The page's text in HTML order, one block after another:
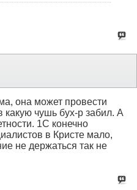
она может провести
чушь бух-р забил. А
1С конечно
в Кристе мало,
не держаться так не